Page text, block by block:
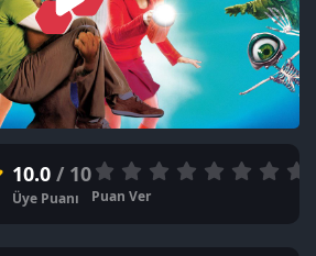
10.0/ 10
Üye Puanı Puan Ver